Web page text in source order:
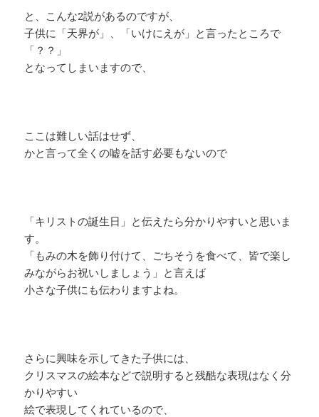
と、こんな2説があるのですが、
子供に「天界が」、「いけにえが」と言ったところで
「？？」
となってしまいますので、
ここは難しい話はせず、
かと言って全くの嘘を話す必要もないので
「キリストの誕生日」と伝えたら分かりやすいと思いま
す。
「もみの木を飾り付けて、ごちそうを食べて、皆で楽し
みながらお祝いしましょう」と言えば
小さな子供にも伝わりますよね。
さらに興味を示してきた子供には、
クリスマスの絵本などで説明すると残酷な表現はなく分
かりやすい
絵で表現してくれているので、